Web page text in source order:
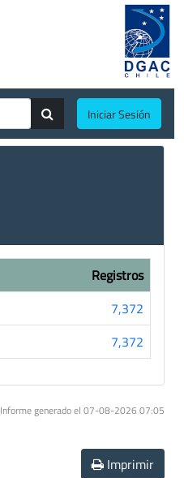
Iniciar Sesión
Registros
7,372
7,372
Informe generado el 07-08-2026 07:05
Imprimir